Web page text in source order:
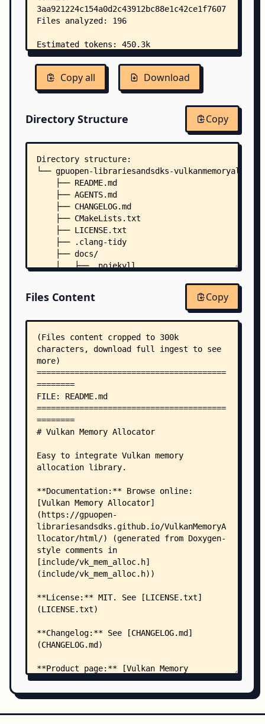
Copy all Download
Directory Structure Copy
Directory structure:
└── gpuopen-librariesandsdks-
    ├── README.md
    ├── AGENTS.md
    ├── CHANGELOG.md
    ├── CMakeLists.txt
    ├── LICENSE.txt
    ├── .clang-tidy
    ├── docs/
    │   ├── .nojekyll
    │       ├── annotated.html
    │       ├── choosing_memory_type.html
    │       ├── classes.html
    │       ├── clipboard.js
    │       ├── codefolding.js
    │       ├── configuration.html
    │       ├── cookie.js
    │       ├── custom_memory_pools.html
    │       ├── debugging_memory_usage.html
    │       ├── defragmentation.html
    │       ├── deprecated.html
│       ├──
    │       ├── dynsections.js
│       ├──
    │       ├── files.html
    │       ├── functions.html
    │       ├── functions_vars.html
    │       ├── general_considerations.html
    │       ├── globals.html
    │       ├── globals_defs.html
    │       ├── globals_enum.html
    │       ├── globals_eval.html
    │       ├── globals_type.html
    │       ├── group__group__stats.html
    │       ├── memory_mapping.html
    │       ├── menu.js
    │       ├── navtree.css
    │       ├── other_api_interop.html
    │       ├── pages.html
    │       ├── resize.js
Files Content Copy